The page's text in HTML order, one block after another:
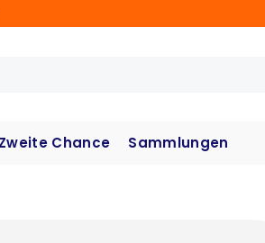
Zweite Chance Sammlungen